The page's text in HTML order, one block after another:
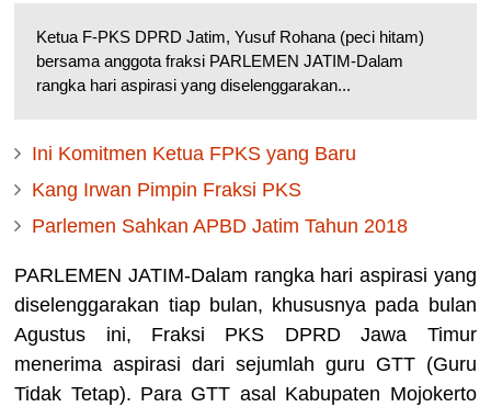
Ketua F-PKS DPRD Jatim, Yusuf Rohana (peci hitam)
bersama anggota fraksi PARLEMEN JATIM-Dalam
rangka hari aspirasi yang diselenggarakan...
Ini Komitmen Ketua FPKS yang Baru
Kang Irwan Pimpin Fraksi PKS
Parlemen Sahkan APBD Jatim Tahun 2018
PARLEMEN JATIM-Dalam rangka hari aspirasi yang
diselenggarakan tiap bulan, khususnya pada bulan
Agustus ini, Fraksi PKS DPRD Jawa Timur
menerima aspirasi dari sejumlah guru GTT (Guru
Tidak Tetap). Para GTT asal Kabupaten Mojokerto